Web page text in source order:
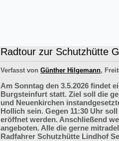
Radtour zur Schutzhütte
Verfasst von Günther Hilgemann,
Am Sonntag den 3.5.2026 findet
Burgsteinfurt statt. Ziel soll die
und Neuenkirchen
Hollich sein. Gegen 11:30 Uhr
eröffnet werden. Anschließend
angeboten. Alle die gerne
Radfahrer Schutzhütte Lindhof